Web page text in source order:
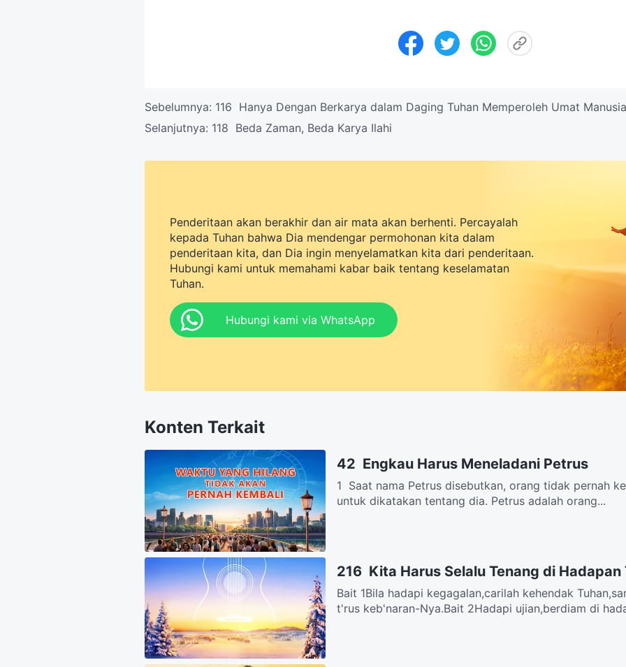
Sebelumnya: 116 Hanya Dengan Berkarya dalam Daging Tuhan Memperoleh Umat Manusia
Selanjutnya: 118 Beda Zaman, Beda Karya Ilahi
Penderitaan akan berakhir dan air mata akan berhenti. Percayalah
kepada Tuhan bahwa Dia mendengar permohonan kita dalam
penderitaan kita, dan Dia ingin menyelamatkan kita dari penderitaan.
Hubungi kami untuk memahami kabar baik tentang keselamatan
Tuhan.
Hubungi kami via WhatsApp
Konten Terkait
42 Engkau Harus Meneladani Petrus
1 Saat nama Petrus disebutkan, orang tidak pernah
untuk dikatakan tentang dia. Petrus adalah orang...
216 Kita Harus Selalu Tenang di Hadapan
Bait 1Bila hadapi kegagalan,carilah kehendak
t'rus keb'naran-Nya.Bait 2Hadapi ujian,berdiam di